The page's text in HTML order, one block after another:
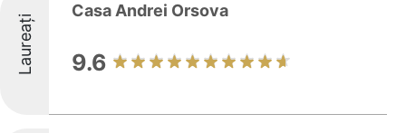
Laureați
Casa Andrei Orsova
9.6